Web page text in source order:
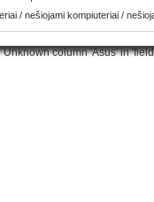
/ nešiojami kompiuteriai /
Unknown column 'Asus' in